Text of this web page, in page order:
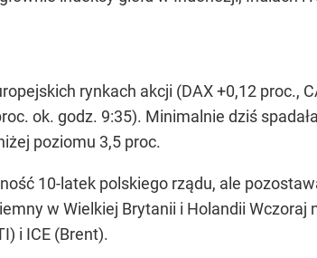
rynkach akcji (DAX +0,12 proc.,
ok. godz. 9:35). Minimalnie dziś
poziomu 3,5 proc.
10-latek polskiego rządu, ale
w Wielkiej Brytanii i Holandii
i ICE (Brent).